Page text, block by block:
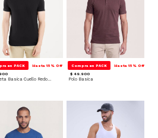
en PACK Hasta 15% Off
Camiseta Basica Cuello Redondo
Compra en PACK Hasta 15% Off
$ 49.900
Polo Basica